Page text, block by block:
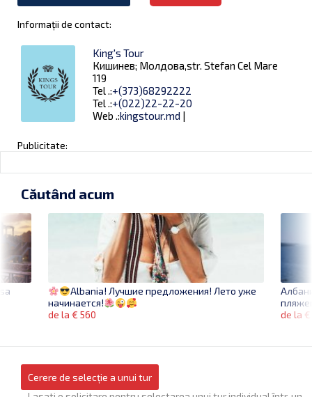
Informații de contact:
King's Tour
Кишинев; Молдова,str. Stefan Cel Mare
119
Tel .:+(373)68292222
Tel .:+(022)22-22-20
Web .:kingstour.md |
Publicitate:
de la
Căutând acum
Albania! Лучшие предложения! Лето уже
начинается!
de la € 560
Cerere de selecție a unui tur